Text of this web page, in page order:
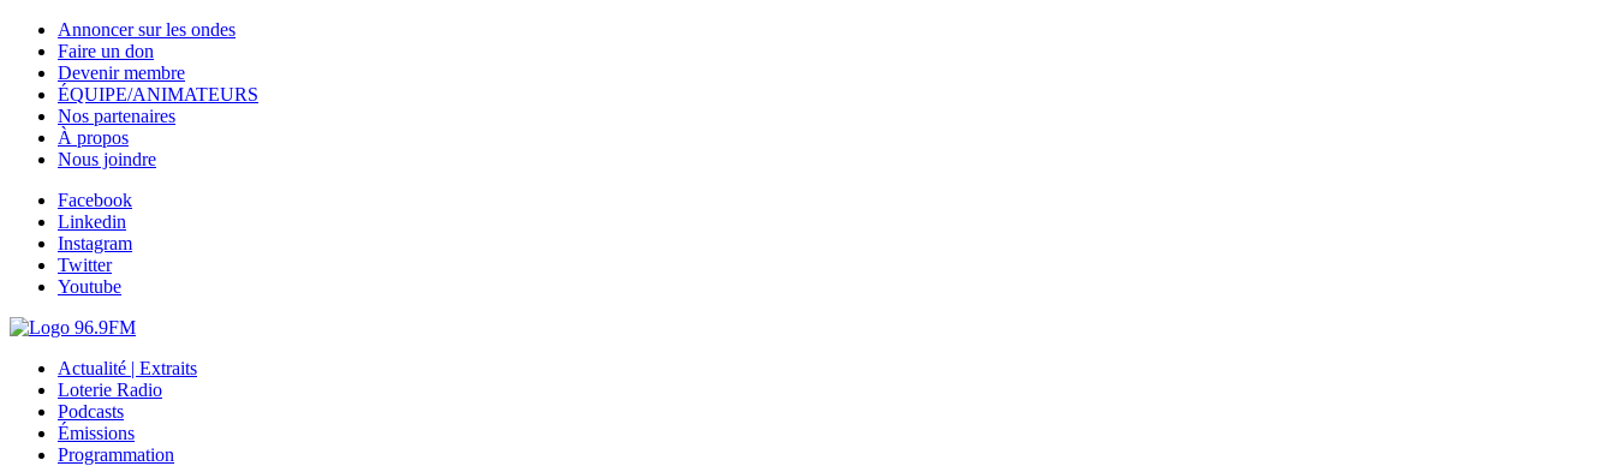
Annoncer sur les ondes
Faire un don
Devenir membre
ÉQUIPE/ANIMATEURS
Nos partenaires
À propos
Nous joindre
Facebook
Linkedin
Instagram
Twitter
Youtube
Actualité | Extraits
Loterie Radio
Podcasts
Émissions
Programmation